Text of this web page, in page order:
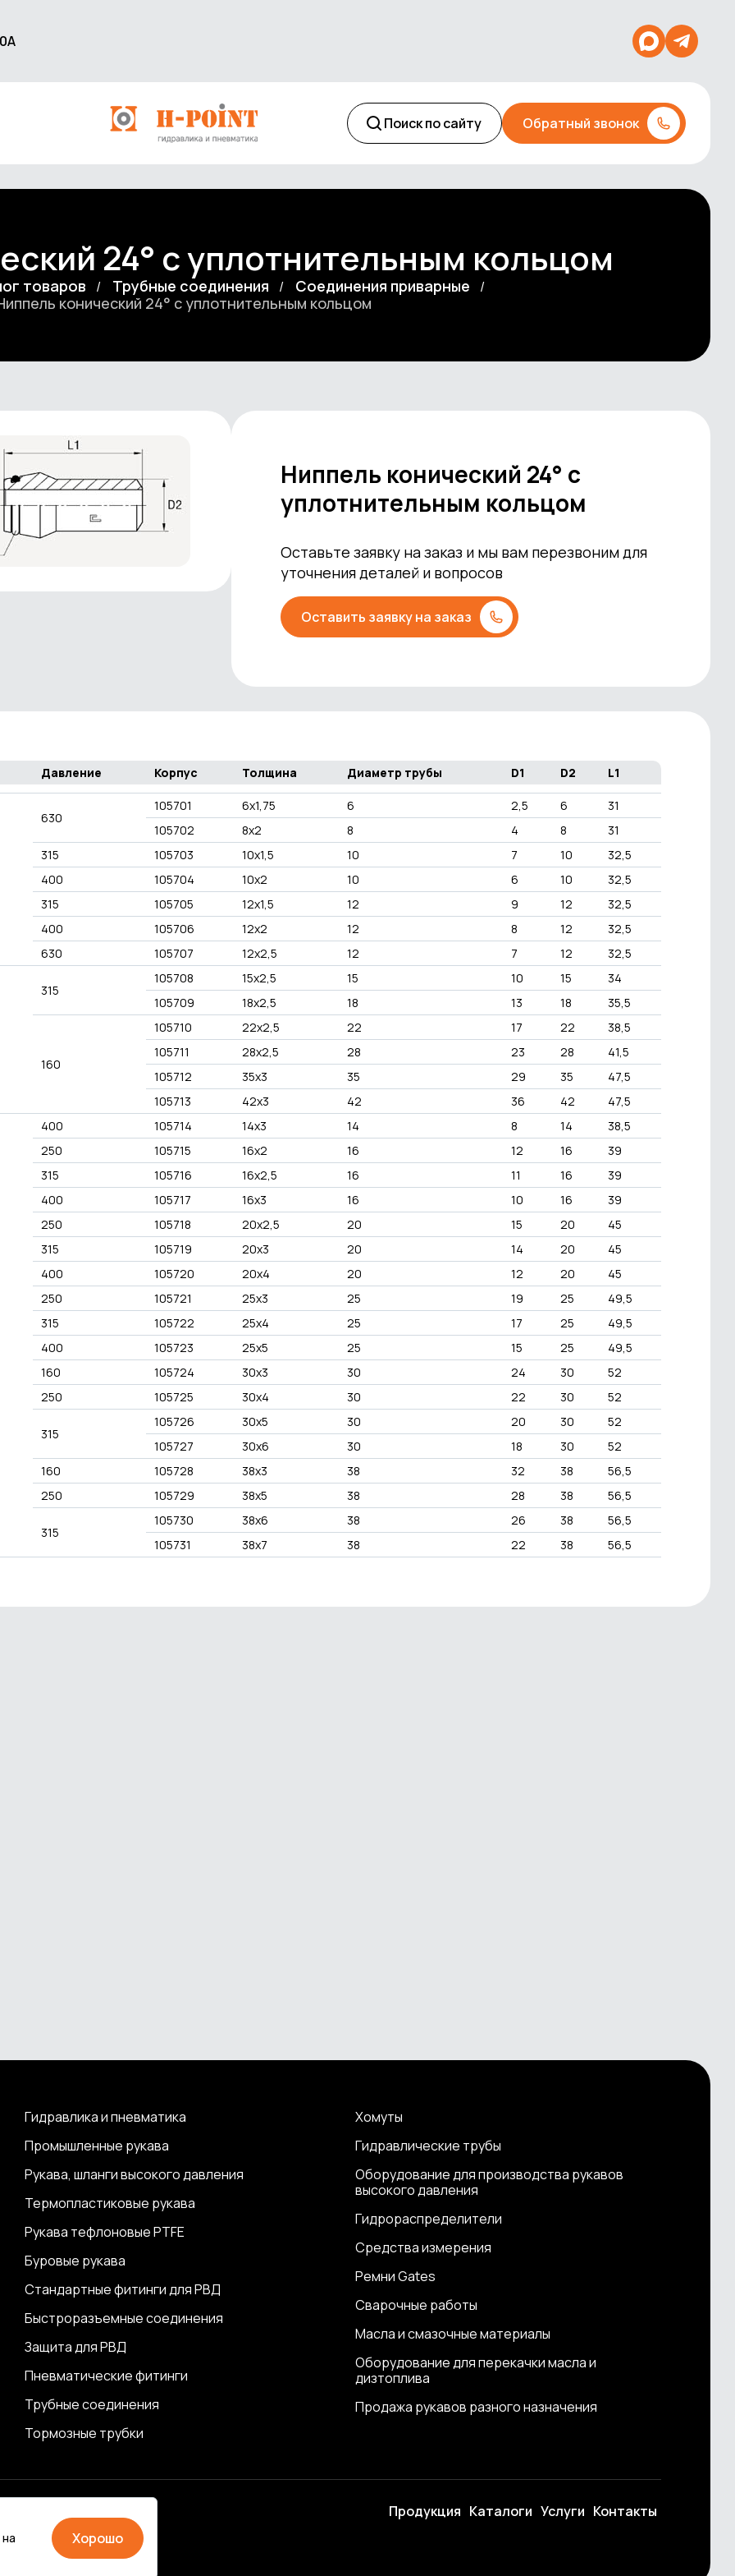
Поиск по сайту Обратный звонок
24° с уплотнительным кольцом
товаров Трубные соединения
Соединения приварные
конический 24° с уплотнительным кольцом
Ниппель конический 24° с
уплотнительным кольцом
Оставьте заявку на заказ и мы вам перезвоним для
уточнения деталей и вопросов
Оставить заявку на заказ
Давление Корпус Толщина Диаметр трубы D1 D2 L1
630
105701 6x1,75 6 2,5 6
31
105702
8x2 8 4 8
31
315
105703 10x1,5 10 7 10
32,5
400
105704 10x2 10 6 10
32,5
315
105705 12x1,5 12 9 12
32,5
400
105706 12x2 12 8 12
32,5
630
105707 12x2,5 12 7 12 32,5
315
105708 15x2,5 15 10 15
34
105709
18x2,5 18 13 18 35,5
160
105710 22x2,5 22 17 22
38,5
105711
28x2,5 28 23 28
41,5
105712
35x3 35 29 35
47,5
105713
42x3 42 36 42 47,5
400 105714 14x3 14 8 14
38,5
250
105715 16x2 16 12 16
39
315
105716 16x2,5 16 11 16
39
400
105717 16x3 16 10 16
39
250
105718 20x2,5 20 15 20
45
315
105719 20x3 20 14 20
45
400
105720 20x4 20 12 20
45
250
105721 25x3 25 19 25
49,5
315
105722 25x4 25 17 25
49,5
400
105723 25x5 25 15 25
49,5
160
105724 30x3 30 24 30
52
250
105725 30x4 30 22 30 52
315
105726 30x5 30 20 30
52
105727
30x6 30 18 30
52
160
105728 38x3 38 32 38
56,5
250
105729 38x5 38 28 38 56,5
315
105730 38x6 38 26 38
56,5
105731
38x7 38 22 38 56,5
Гидравлика и пневматика
Промышленные рукава
Рукава, шланги высокого давления
Термопластиковые рукава
Рукава тефлоновые PTFE
Буровые рукава
Стандартные фитинги для РВД
Быстроразъемные соединения
Защита для РВД
Пневматические фитинги
Трубные соединения
Тормозные трубки
Хомуты
Гидравлические трубы
Оборудование для производства рукавов
высокого давления
Гидрораспределители
Средства измерения
Ремни Gates
Сварочные работы
Масла и смазочные материалы
Оборудование для перекачки масла и
дизтоплива
Продажа рукавов разного назначения
Продукция Каталоги Услуги Контакты
Хорошо